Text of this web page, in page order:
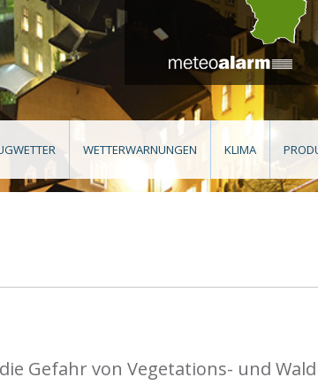
WETTERWARNUNGEN KLIMA
Gefahr von Vegetations- und